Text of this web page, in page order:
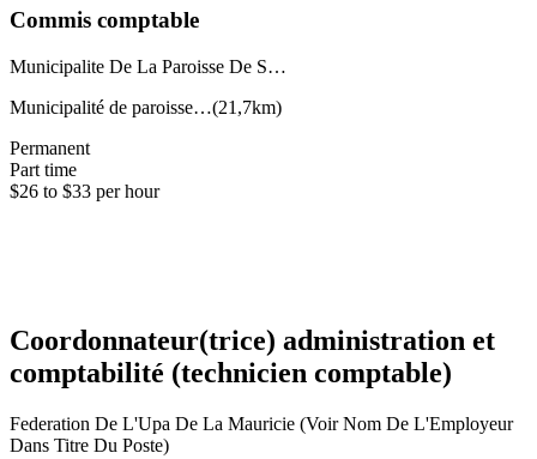
Commis comptable
Municipalite De La Paroisse De S…
Municipalité de paroisse…(21,7km)
Permanent
Part time
$26 to $33 per hour
Coordonnateur(trice) administration et
comptabilité (technicien comptable)
Federation De L'Upa De La Mauricie (Voir Nom De L'Employeur
Dans Titre Du Poste)